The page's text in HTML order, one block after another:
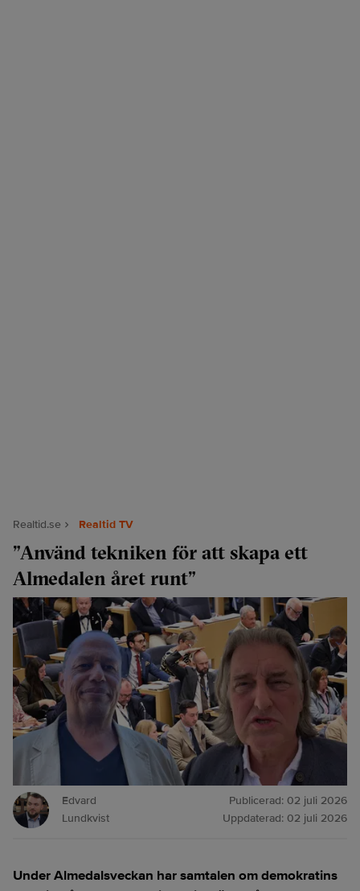
Realtid.se Realtid TV
”Använd tekniken för att skapa ett
Almedalen året runt”
Edvard
Lundkvist
Publicerad: 02 juli 2026
Uppdaterad: 02 juli 2026
Under Almedalsveckan har samtalen om demokratins